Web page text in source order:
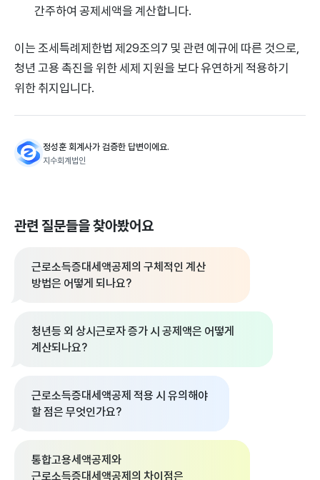
간주하여 공제세액을 계산합니다.
이는 조세특례제한법 제29조의7 및 관련 예규에 따른 것으로,
청년 고용 촉진을 위한 세제 지원을 보다 유연하게 적용하기
위한 취지입니다.
정성훈 회계사가 검증한 답변이에요.
지수회계법인
관련 질문들을 찾아봤어요
근로소득증대세액공제의 구체적인 계산
방법은 어떻게 되나요?
청년등 외 상시근로자 증가 시 공제액은 어떻게
계산되나요?
근로소득증대세액공제 적용 시 유의해야
할 점은 무엇인가요?
통합고용세액공제와
근로소득증대세액공제의 차이점은